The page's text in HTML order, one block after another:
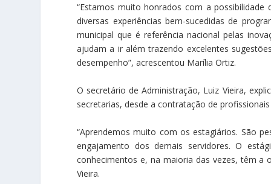
“Estamos muito honrados com a
diversas experiências bem-sucedidas de
municipal que é referência nacional pelas
ajudam a ir além trazendo excelentes
desempenho”, acrescentou Marília Ortiz.
O secretário de Administração, Luiz Vieira,
secretarias, desde a contratação de
“Aprendemos muito com os estagiários. São
engajamento dos demais servidores. O
conhecimentos e, na maioria das vezes, têm a
Vieira.